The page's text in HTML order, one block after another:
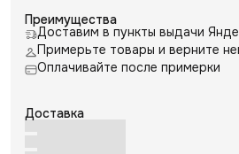
Преимущества
Доставим в пункты выдачи
Примерьте товары и верните
Оплачивайте после примерки
Доставка